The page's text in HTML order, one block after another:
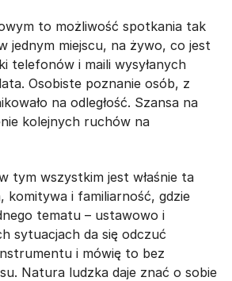
to możliwość spotkania tak
jednym miejscu, na żywo, co jest
telefonów i maili wysyłanych
Osobiste poznanie osób, z
na odległość. Szansa na
kolejnych ruchów na
tym wszystkim jest właśnie ta
komitywa i familiarność, gdzie
tematu – ustawowo i
sytuacjach da się odczuć
i mówię to bez
Natura ludzka daje znać o sobie